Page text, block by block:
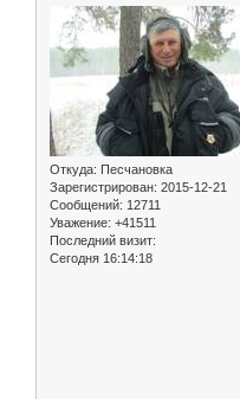
Откуда: Песчановка
Зарегистрирован: 2015-12-21
Сообщений: 12711
Уважение: +41511
Последний визит:
Сегодня 16:14:18